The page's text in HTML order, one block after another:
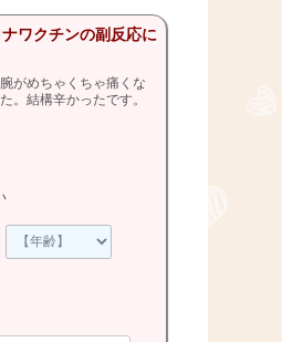
ワクチンの副反応に
がめちゃくちゃ痛くな
。結構辛かったです。